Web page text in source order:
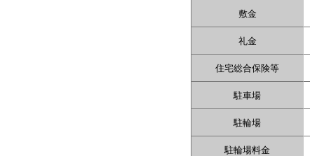
敷金
礼金
住宅総合保険等
駐車場
駐輪場
駐輪場料金